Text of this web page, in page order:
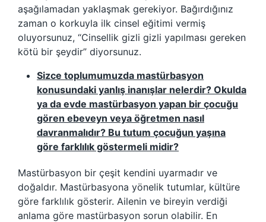
aşağılamadan yaklaşmak gerekiyor. Bağırdığınız
zaman o korkuyla ilk cinsel eğitimi vermiş
oluyorsunuz, “Cinsellik gizli gizli yapılması gereken
kötü bir şeydir” diyorsunuz.
Sizce toplumumuzda mastürbasyon
konusundaki yanlış inanışlar nelerdir? Okulda
ya da evde mastürbasyon yapan bir çocuğu
gören ebeveyn veya öğretmen nasıl
davranmalıdır? Bu tutum çocuğun yaşına
göre farklılık göstermeli midir?
Mastürbasyon bir çeşit kendini uyarmadır ve
doğaldır. Mastürbasyona yönelik tutumlar, kültüre
göre farklılık gösterir. Ailenin ve bireyin verdiği
anlama göre mastürbasyon sorun olabilir. En